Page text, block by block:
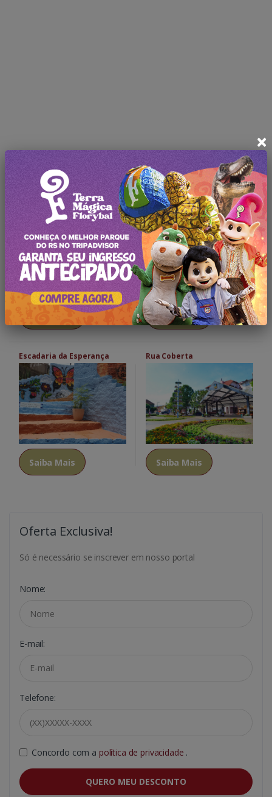
Produtos Relacionados
Praça Theodor Amstad Labirinto Verde
Saiba Mais
Escadaria da Esperança
Saiba Mais
Rua Coberta
Saiba Mais
Oferta Exclusiva!
Só é necessário se inscrever em nosso portal
Nome:
E-mail:
Telefone:
Concordo com a política de privacidade .
QUERO MEU DESCONTO
×